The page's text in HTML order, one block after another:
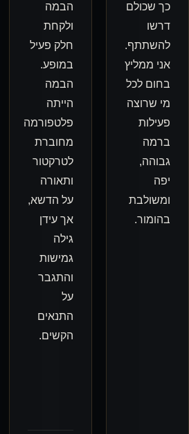
הבמה
ולקחת
חלק פעיל
במופע.
הבמה
הייתה
פלטפורמה
מחוברת
לטרקטור
ותאורה
על הדשא,
אך עידן
בצורה
נפלאה
לצופים
ובעיקר
הדהים
ביכולותיו
וריתק את
כולם.
התגובות
של הקהל
היו
נלהבות
מאוד.
הבחירה
בעידן
הוכיחה
עצמה
בגדול.